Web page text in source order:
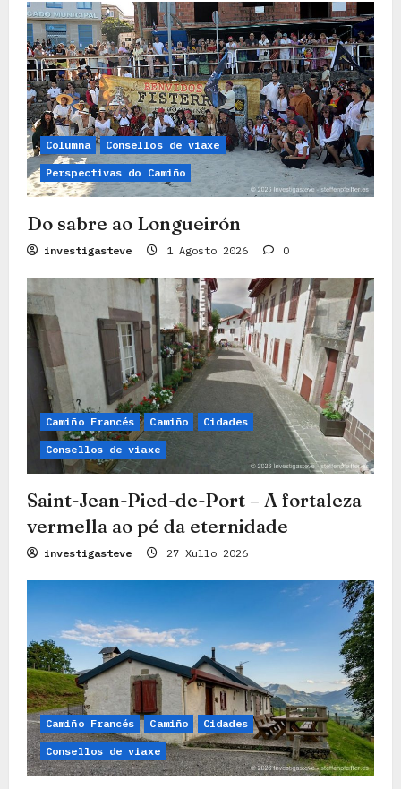
i
g
a
t
i
o
n
Columna Consellos de viaxe
Perspectivas do Camiño
Do sabre ao Longueirón
investigasteve 1 Agosto 2026 0
Camiño Francés Camiño Cidades
Consellos de viaxe
Saint-Jean-Pied-de-Port – A fortaleza
vermella ao pé da eternidade
investigasteve 27 Xullo 2026
Camiño Francés Camiño Cidades
Consellos de viaxe